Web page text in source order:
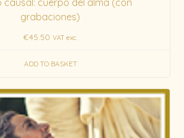
grabaciones)
€45.50 VAT exc.
ADD TO BASKET